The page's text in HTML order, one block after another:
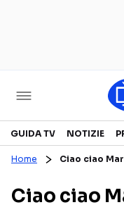
Televisione
CANALI TV
GUIDA TV NOTIZIE
Home Ciao ciao
Ciao ciao